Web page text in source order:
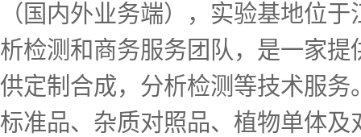
（国内外业务端），实验基地位
析检测和商务服务团队，是一家
供定制合成，分析检测等技术服务
标准品、杂质对照品、植物单体